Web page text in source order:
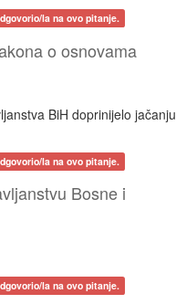
la na ovo pitanje.
o osnovama
BiH doprinijelo jačanju
la na ovo pitanje.
Bosne i
la na ovo pitanje.